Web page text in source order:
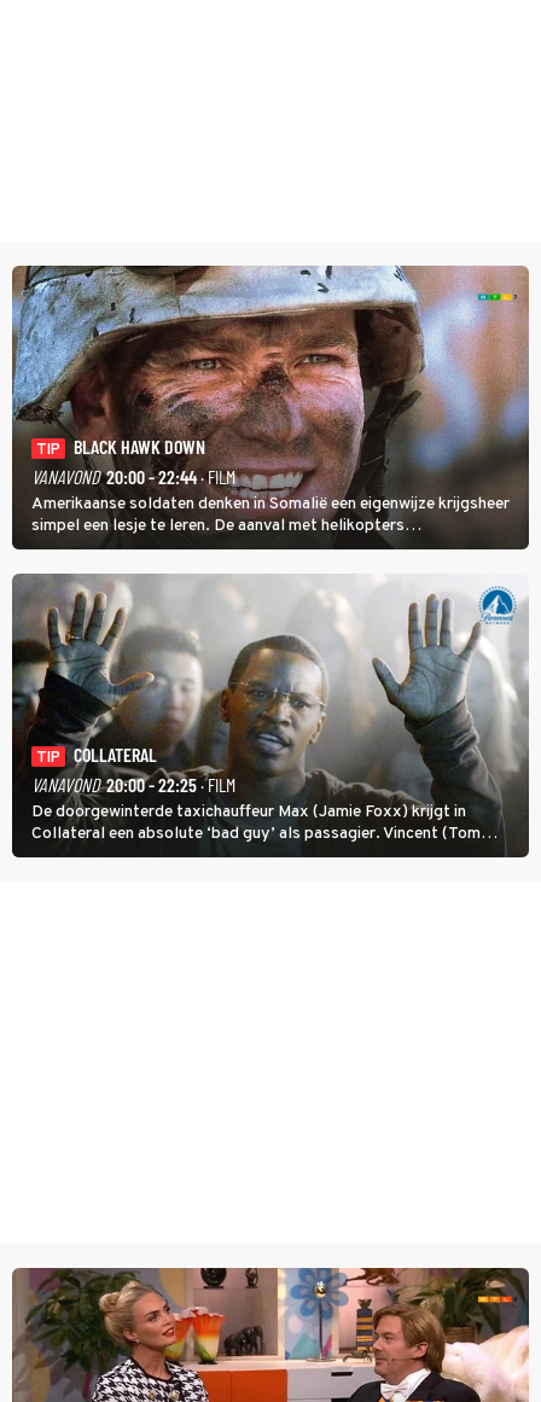
TIP
BLACK HAWK DOWN
VANAVOND 20:00 - 22:44· FILM
Amerikaanse soldaten denken in Somalië een eigenwijze krijgsheer
simpel een lesje te leren. De aanval met helikopters
verloopt in Black Hawk down dramatisch.
TIP
COLLATERAL
VANAVOND 20:00 - 22:25· FILM
De doorgewinterde taxichauffeur Max (Jamie Foxx) krijgt in
Collateral een absolute ‘bad guy’ als passagier. Vincent (Tom
Cruise) heeft hem nodig om hem de stad door te loodsen om een